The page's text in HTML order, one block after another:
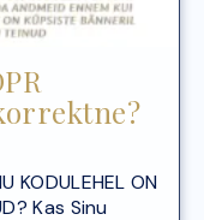
KODULEHEL ON
Kas Sinu